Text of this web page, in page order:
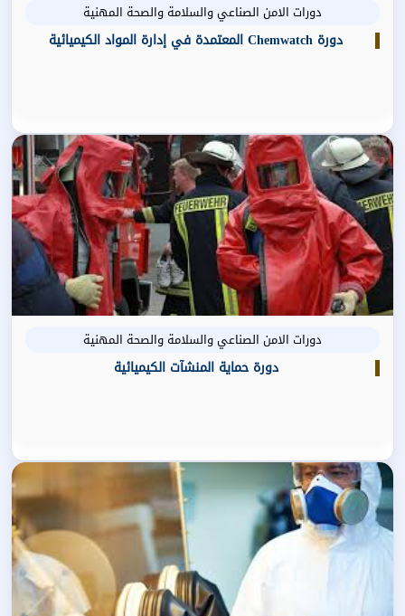
دورات الامن الصناعي والسلامة والصحة المهنية
دورة Chemwatch المعتمدة في إدارة المواد الكيميائية
دورات الامن الصناعي والسلامة والصحة المهنية
دورة حماية المنشآت الكيميائية